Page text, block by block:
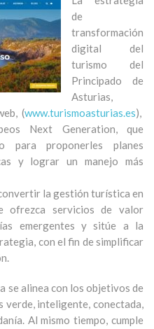
de
transformación
digital del
turismo del
Principado de
Asturias,
(www.turismoasturias.es),
Next Generation, que
para proponerles planes
y lograr un manejo más
la gestión turística en
ofrezca servicios de valor
emergentes y sitúe a la
con el fin de simplificar
se alinea con los objetivos de
verde, inteligente, conectada,
Al mismo tiempo, cumple